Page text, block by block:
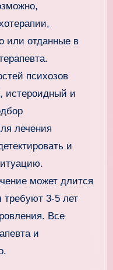
или отданные в
психозов
истероидный и
лечения
и
может длится
3-5 лет
Все
и